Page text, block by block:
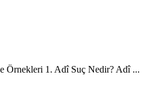
Örnekleri 1. Adî Suç Nedir? Adî ...